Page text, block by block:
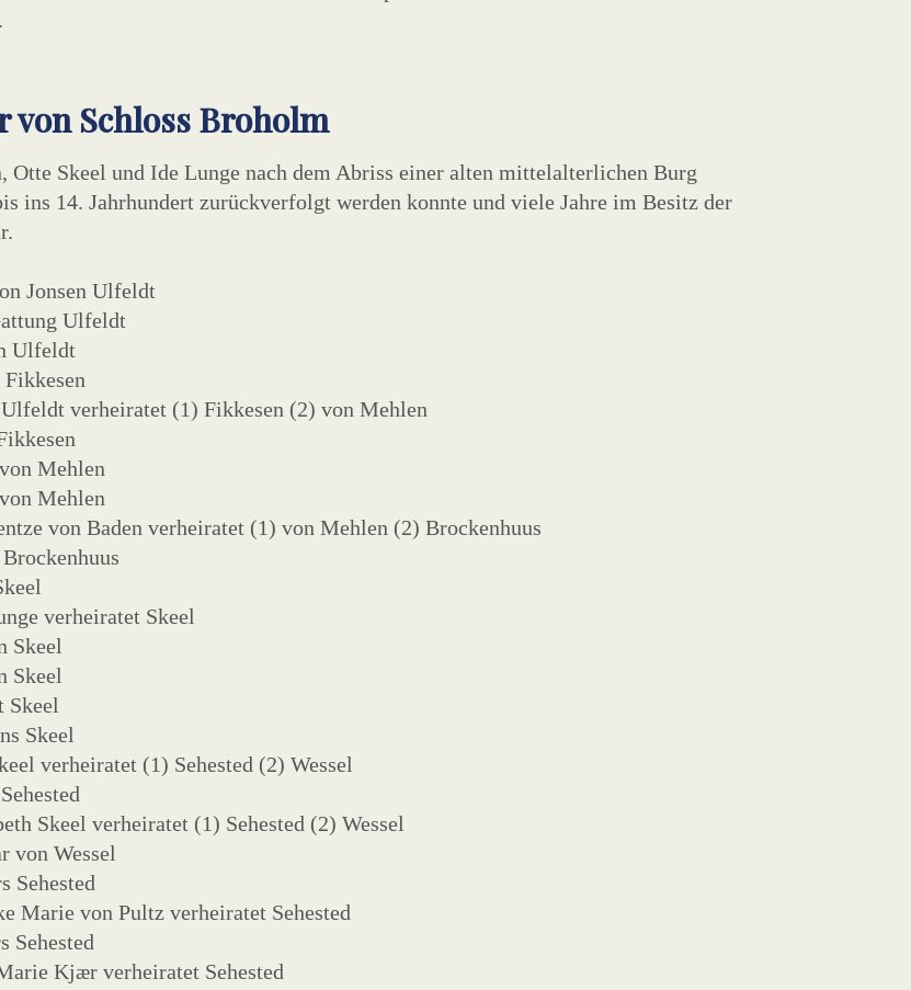
von Schloss Broholm
Otte Skeel und Ide Lunge nach dem Abriss einer alten mittelalterlichen Burg
ins 14. Jahrhundert zurückverfolgt werden konnte und viele Jahre im Besitz der
Jonsen Ulfeldt
Ulfeldt
Ulfeldt
verheiratet (1) Fikkesen (2) von Mehlen
Mehlen
Mehlen
von Baden verheiratet (1) von Mehlen (2) Brockenhuus
verheiratet Skeel
Skeel
Skeel
Skeel
Skeel
verheiratet (1) Sehested (2) Wessel
Skeel verheiratet (1) Sehested (2) Wessel
von Wessel
Sehested
Marie von Pultz verheiratet Sehested
Sehested
Kjær verheiratet Sehested